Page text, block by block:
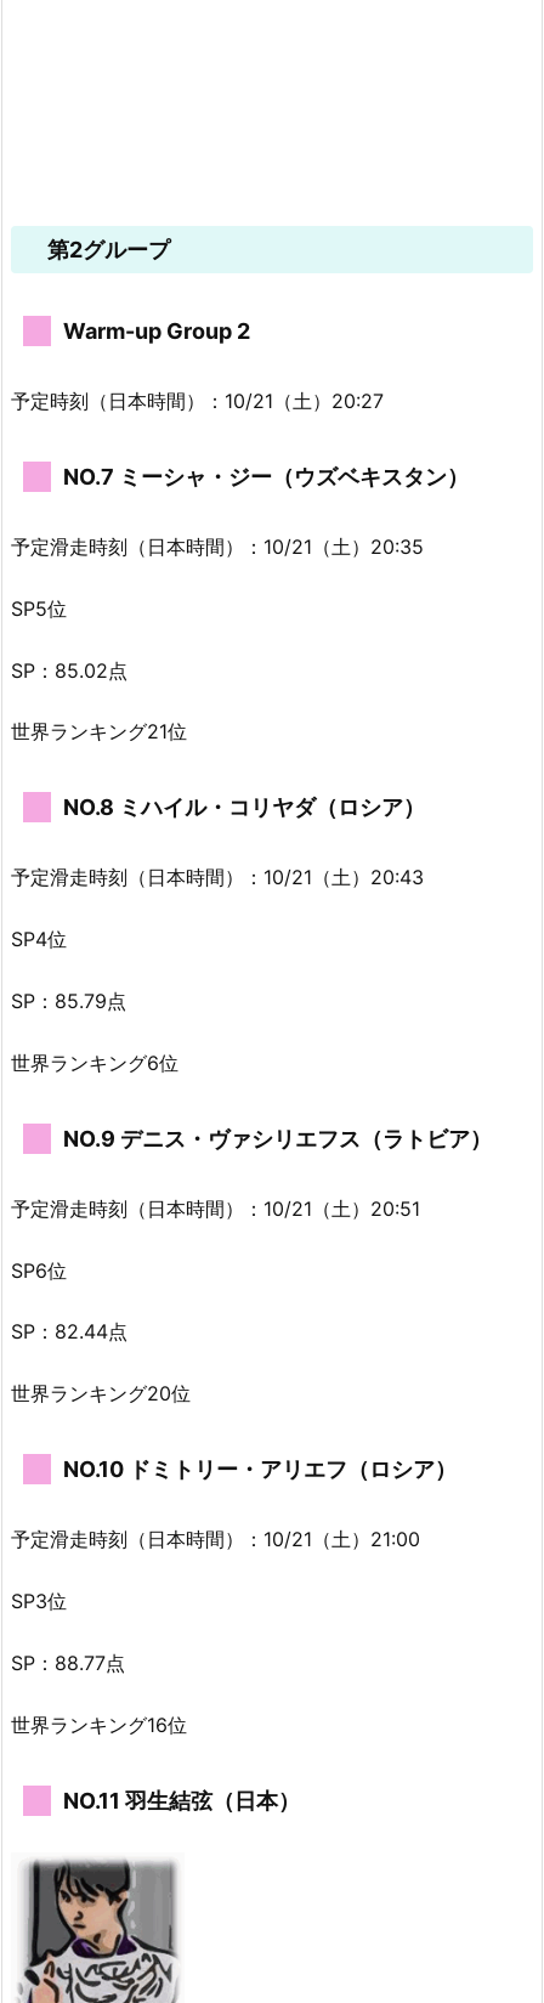
第2グループ
Warm-up Group 2
予定時刻（日本時間）：10/21（土）20:27
NO.7 ミーシャ・ジー（ウズベキスタン）
予定滑走時刻（日本時間）：10/21（土）20:35
SP5位
SP：85.02点
世界ランキング21位
NO.8 ミハイル・コリヤダ（ロシア）
予定滑走時刻（日本時間）：10/21（土）20:43
SP4位
SP：85.79点
世界ランキング6位
NO.9 デニス・ヴァシリエフス（ラトビア）
予定滑走時刻（日本時間）：10/21（土）20:51
SP6位
SP：82.44点
世界ランキング20位
NO.10 ドミトリー・アリエフ（ロシア）
予定滑走時刻（日本時間）：10/21（土）21:00
SP3位
SP：88.77点
世界ランキング16位
NO.11 羽生結弦（日本）